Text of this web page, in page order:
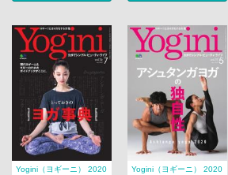
Yogini（ヨギーニ） 2020
Yogini（ヨギーニ） 2020